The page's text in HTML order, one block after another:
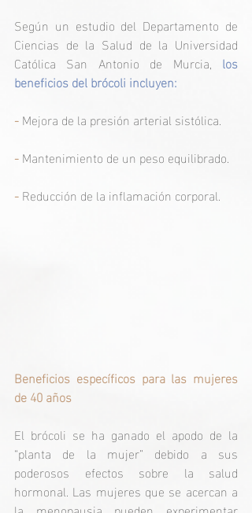
Según un estudio del Departamento de
Ciencias de la Salud de la Universidad
Católica San Antonio de Murcia, los
beneficios del brócoli incluyen:
- Mejora de la presión arterial sistólica.
- Mantenimiento de un peso equilibrado.
- Reducción de la inflamación corporal.
Beneficios específicos para las mujeres
de 40 años
El brócoli se ha ganado el apodo de la
“planta de la mujer” debido a sus
poderosos efectos sobre la salud
hormonal. Las mujeres que se acercan a